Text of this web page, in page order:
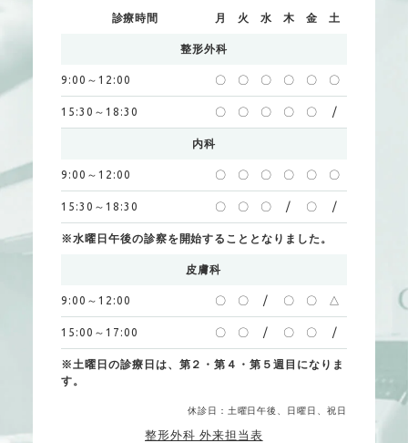
診療時間 月 火 水 木 金 土
整形外科
9:00～12:00 〇 〇 〇 〇 〇 〇
15:30～18:30 〇 〇 〇 〇 〇 /
内科
9:00～12:00 〇 〇 〇 〇 〇 〇
15:30～18:30 〇 〇 〇 / 〇 /
※水曜日午後の診察を開始することとなりました。
皮膚科
9:00～12:00 〇 〇 / 〇 〇 △
15:00～17:00 〇 〇 / 〇 〇 /
※土曜日の診療日は、第２・第４・第５週目になりま
す。
休診日：土曜日午後、日曜日、祝日
整形外科 外来担当表